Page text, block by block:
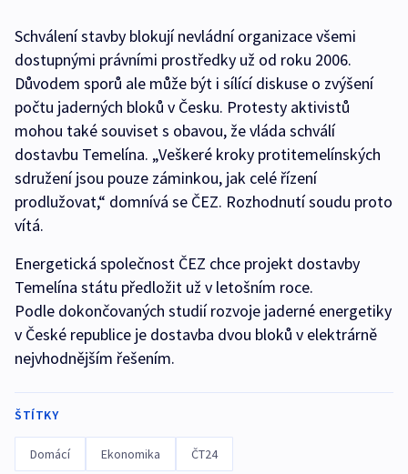
Schválení stavby blokují nevládní organizace všemi
dostupnými právními prostředky už od roku 2006.
Důvodem sporů ale může být i sílící diskuse o zvýšení
počtu jaderných bloků v Česku. Protesty aktivistů
mohou také souviset s obavou, že vláda schválí
dostavbu Temelína. „Veškeré kroky protitemelínských
sdružení jsou pouze záminkou, jak celé řízení
prodlužovat,“ domnívá se ČEZ. Rozhodnutí soudu proto
vítá.
Energetická společnost ČEZ chce projekt dostavby
Temelína státu předložit už v letošním roce.
Podle dokončovaných studií rozvoje jaderné energetiky
v České republice je dostavba dvou bloků v elektrárně
nejvhodnějším řešením.
ŠTÍTKY
Domácí Ekonomika ČT24